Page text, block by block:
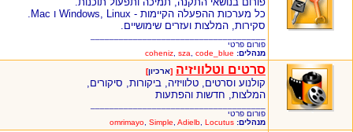
כל מערכות ההפעלה הקיימות - Windows, Linux ו Mac.
סקירות, המלצות ועזרים שימושיים.
פורום פרטי
מנהלים:
coheniz sza code_blue
סרטים וטלוויזיה [ארכיון]
קולנוע וסרטים, טלוויזיה, ביקורות, סיקורים,
המלצות, חדשות והפתעות
פורום פרטי
מנהלים:
omrimayo Simple Adielb Locutus